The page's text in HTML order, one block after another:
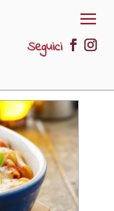
Seguici